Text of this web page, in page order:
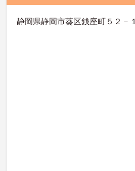
静岡県静岡市葵区銭座町５２－１